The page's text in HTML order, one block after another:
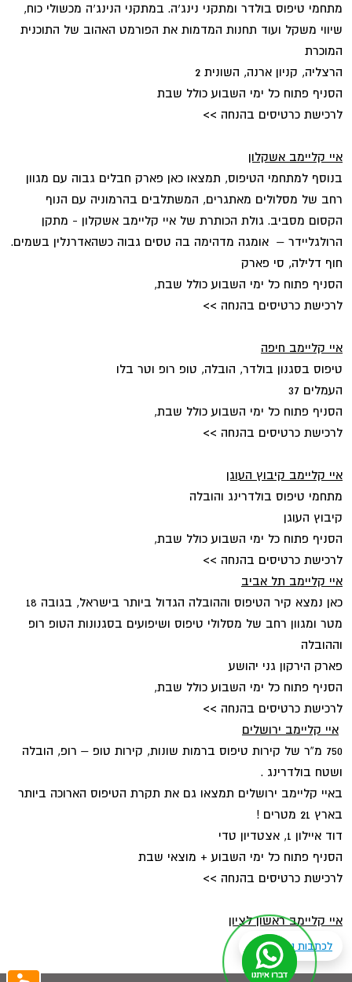
מתחמי טיפוס בולדר ומתקני נינג'ה. במתקני הנינג'ה מכשולי כוח,
שיווי משקל ועוד תחנות המדמות את הפורמט האהוב של התוכנית
המוכרת
הרצליה, קניון ארנה, השונית 2
הסניף פתוח כל ימי השבוע כולל שבת
לרכישת כרטיסים בהנחה >>
איי קליימב אשקלון
בנוסף למתחמי הטיפוס, תמצאו כאן פארק חבלים גבוה עם מגוון
רחב של מסלולים מאתגרים, המשתלבים בהרמוניה עם הנוף
הקסום מסביב. גולת הכותרת של איי קליימב אשקלון - מתקן
הרולגליידר – אומגה מדהימה בה טסים גבוה כשהאדרנלין בשמים.
חוף דלילה, סי פארק
הסניף פתוח כל ימי השבוע כולל שבת,
לרכישת כרטיסים בהנחה >>
איי קליימב חיפה
טיפוס בסגנון בולדר, הובלה, טופ רופ וטר בלו
העמלים 37
הסניף פתוח כל ימי השבוע כולל שבת,
לרכישת כרטיסים בהנחה >>
איי קליימב קיבוץ העוגן
מתחמי טיפוס בולדרינג והובלה
קיבוץ העוגן
הסניף פתוח כל ימי השבוע כולל שבת,
לרכישת כרטיסים בהנחה >>
איי קליימב תל אביב
כאן נמצא קיר הטיפוס וההובלה הגדול ביותר בישראל, בגובה 18
מטר ומגוון רחב של מסלולי טיפוס ושיפועים בסגנונות הטופ רופ
וההובלה
פארק הירקון גני יהושע
הסניף פתוח כל ימי השבוע כולל שבת,
לרכישת כרטיסים בהנחה >>
איי קליימב ירושלים
750 מ”ר של קירות טיפוס ברמות שונות, קירות טופ – רופ, הובלה
ושטח בולדרינג .
באיי קליימב ירושלים תמצאו גם את תקרת הטיפוס הארוכה ביותר
בארץ 21 מטרים !
דוד איילון 1, אצטדיון טדי
הסניף פתוח כל ימי השבוע + מוצאי שבת
לרכישת כרטיסים בהנחה >>
איי קליימב ראשון לציון
לכתבות נוספות